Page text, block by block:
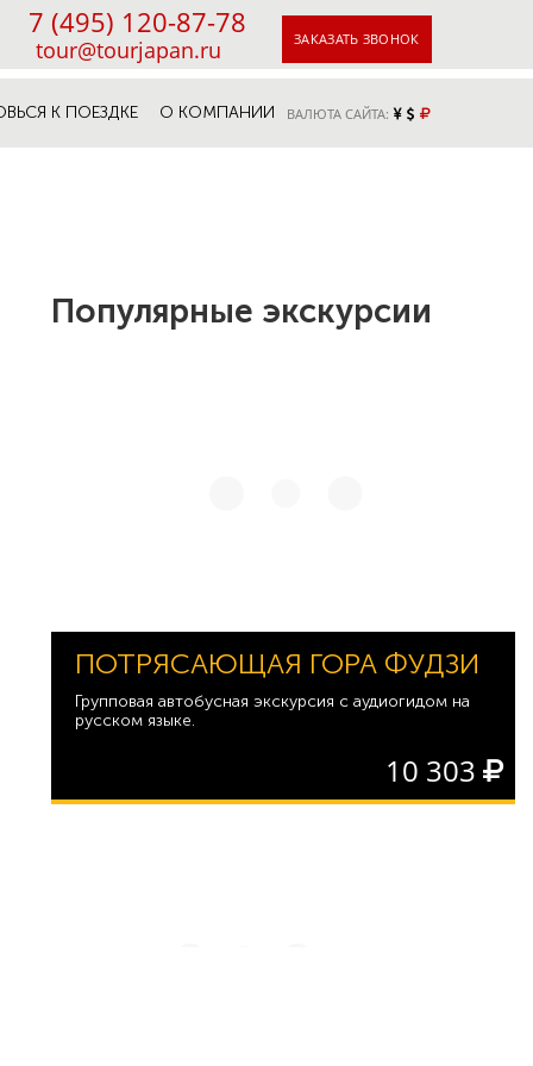
7 (495) 120-87-78
tour@tourjapan.ru ЗАКАЗАТЬ ЗВОНОК
К ПОЕЗДКЕ О КОМПАНИИ ВАЛЮТА САЙТА:
Популярные экскурсии
ПОТРЯСАЮЩАЯ ГОРА ФУДЗИ
Групповая автобусная экскурсия с аудиогидом на
русском языке.
10 303